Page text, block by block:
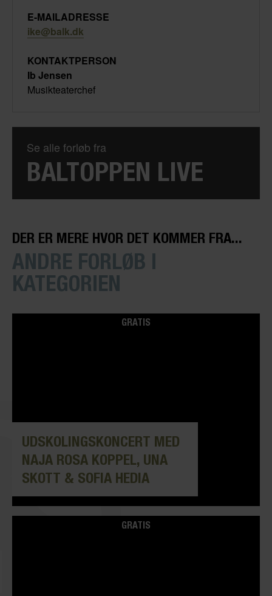
E-MAILADRESSE
ike@balk.dk
KONTAKTPERSON
Ib Jensen
Musikteaterchef
Se alle forløb fra
BALTOPPEN LIVE
DER ER MERE HVOR DET KOMMER FRA...
ANDRE FORLØB I
KATEGORIEN
GRATIS
UDSKOLINGSKONCERT MED
NAJA ROSA KOPPEL, UNA
SKOTT & SOFIA HEDIA
GRATIS